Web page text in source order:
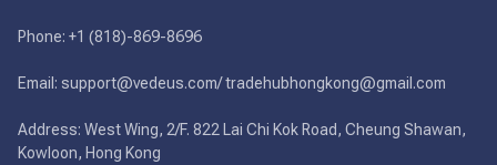
Phone: +1 (818)-869-8696
Email: support@vedeus.com/ tradehubhongkong@gmail.com
Address: West Wing, 2/F. 822 Lai Chi Kok Road, Cheung Shawan,
Kowloon, Hong Kong